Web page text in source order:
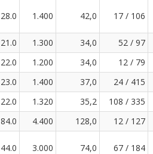
28.0 1.400 42,0 17 / 106
21.0 1.300 34,0 52 / 97
22.0 1.200 34,0 12 / 79
23.0 1.400 37,0 24 / 415
22.0 1.320 35,2 108 / 335
84.0 4.400 128,0 12 / 127
44.0 3.000 74,0 67 / 184